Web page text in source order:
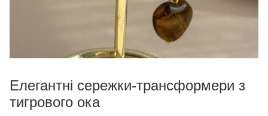
Елегантні сережки-трансформери з
тигрового ока